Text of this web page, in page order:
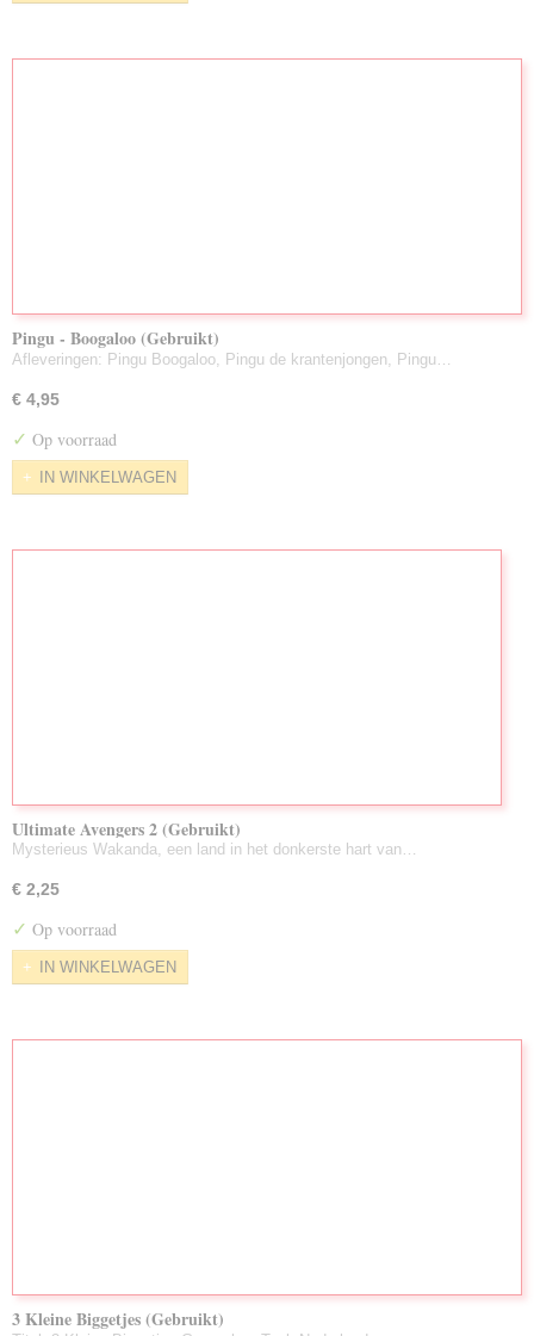
Pingu - Boogaloo (Gebruikt)
Afleveringen: Pingu Boogaloo, Pingu de krantenjongen, Pingu…
€ 4,95
✓ Op voorraad
IN WINKELWAGEN
Ultimate Avengers 2 (Gebruikt)
Mysterieus Wakanda, een land in het donkerste hart van…
€ 2,25
✓ Op voorraad
IN WINKELWAGEN
3 Kleine Biggetjes (Gebruikt)